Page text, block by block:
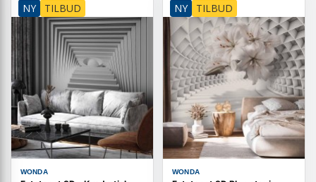
NY TILBUD
WONDA
NY TILBUD
WONDA